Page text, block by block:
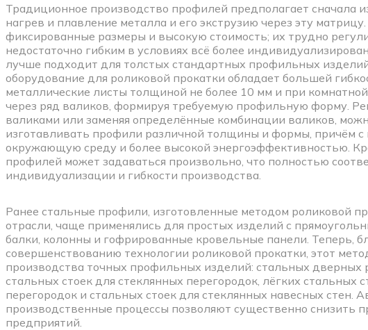
Традиционное производство профилей предполагает сначала
нагрев и плавление металла и его экструзию через эту
фиксированные размеры и высокую стоимость; их трудно
недостаточно гибким в условиях всё более
лучше подходит для толстых стандартных профильных
оборудование для роликовой прокатки обладает большей
металлические листы толщиной не более 10 мм и при
через ряд валиков, формируя требуемую профильную форму.
валиками или заменяя определённые комбинации валиков,
изготавливать профили различной толщины и формы, причём
окружающую среду и более высокой энергоэффективностью.
профилей может задаваться произвольно, что полностью
индивидуализации и гибкости производства.
Ранее стальные профили, изготовленные методом роликовой
отрасли, чаще применялись для простых изделий с
балки, колонны и гофрированные кровельные панели. Теперь,
совершенствованию технологии роликовой прокатки, этот
производства точных профильных изделий: стальных дверных
стальных стоек для стеклянных перегородок, лёгких стальных
перегородок и стальных стоек для стеклянных навесных стен.
производственные процессы позволяют существенно снизить
предприятий.